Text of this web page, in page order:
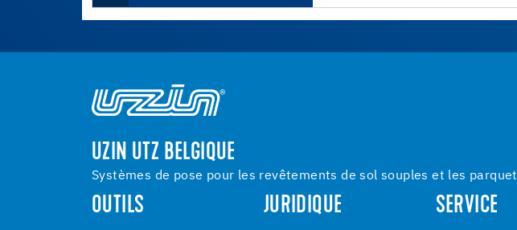
UZIN UTZ BELGIQUE
Systèmes de pose pour les revêtements de sol souples et les
OUTILS JURIDIQUE SERVICE